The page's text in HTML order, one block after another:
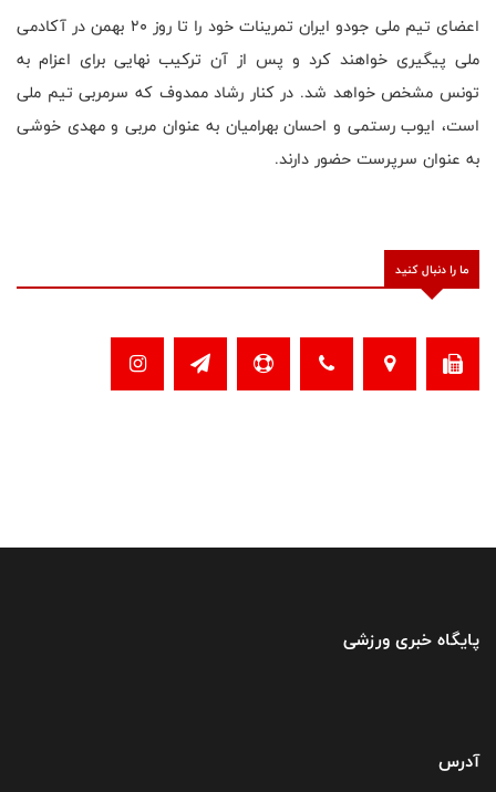
اعضای تیم ملی جودو ایران تمرینات خود را تا روز ۲۰ بهمن در آکادمی
ملی پیگیری خواهند کرد و پس از آن ترکیب نهایی برای اعزام به
تونس مشخص خواهد شد. در کنار رشاد ممدوف که سرمربی تیم ملی
است، ایوب رستمی و احسان بهرامیان به عنوان مربی و مهدی خوشی
به عنوان سرپرست حضور دارند.
ما را دنبال کنید
پایگاه خبری ورزشی
آدرس